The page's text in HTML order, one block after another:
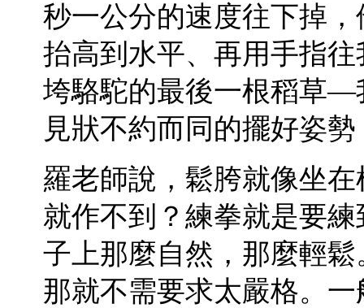
秒一公分的速度往下掉
抬高到水平、再用手指
垮駱駝的最後一根稻草—
見狀不約而同的擺好姿
羅老師說，鬆胯就像坐
就作不到？練拳就是要
子上那麼自然，那麼輕
那就不需要求太嚴格。